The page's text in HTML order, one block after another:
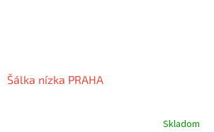
Šálka nízka PRAHA
Skladom